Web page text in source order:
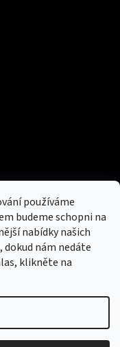
používáme
budeme schopni na
nabídky našich
nám nedáte
klikněte na
tašky a peněženky